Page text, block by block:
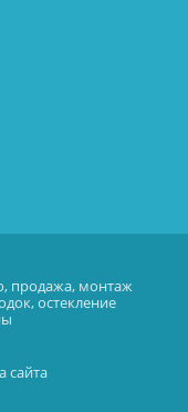
продажа, монтаж
остекление
сайта